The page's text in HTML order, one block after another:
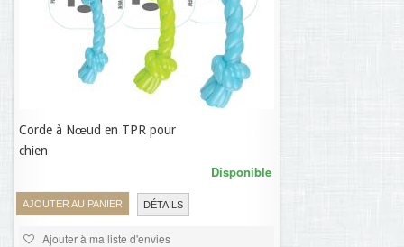
Corde à Nœud en TPR pour
chien
AJOUTER AU PANIER DÉTAILS
Disponible
Ajouter à ma liste d'envies